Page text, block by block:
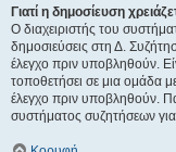
Γιατί η δημοσίευση
Ο διαχειριστής του
δημοσιεύσεις στη Δ.
έλεγχο πριν υποβληθούν.
τοποθετήσει σε μια ομάδα
έλεγχο πριν υποβληθούν.
συστήματος συζητήσεων